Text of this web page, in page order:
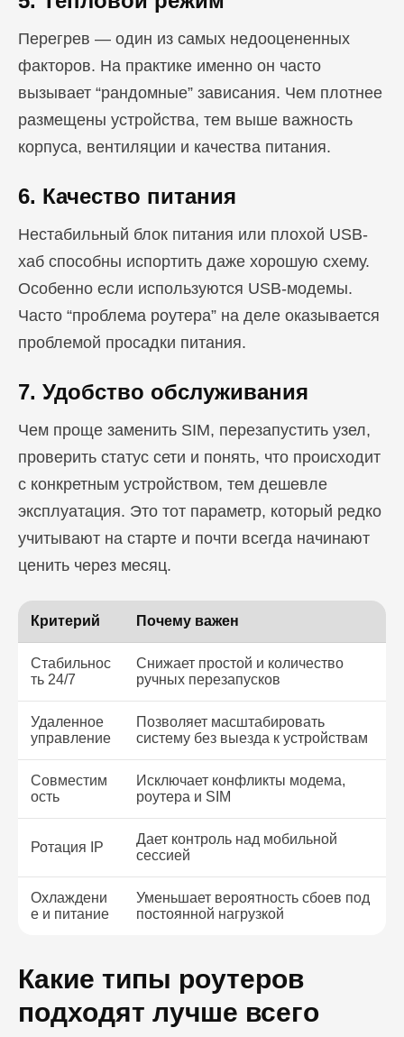
Перегрев — один из самых недооцененных
факторов. На практике именно он часто
вызывает “рандомные” зависания. Чем плотнее
размещены устройства, тем выше важность
корпуса, вентиляции и качества питания.
6. Качество питания
Нестабильный блок питания или плохой USB-
хаб способны испортить даже хорошую схему.
Особенно если используются USB-модемы.
Часто “проблема роутера” на деле оказывается
проблемой просадки питания.
7. Удобство обслуживания
Чем проще заменить SIM, перезапустить узел,
проверить статус сети и понять, что происходит
с конкретным устройством, тем дешевле
эксплуатация. Это тот параметр, который редко
учитывают на старте и почти всегда начинают
ценить через месяц.
Критерий Почему важен
Стабильнос
ть 24/7
Снижает простой и количество
ручных перезапусков
Удаленное
управление
Позволяет масштабировать
систему без выезда к устройствам
Совместим
ость
Исключает конфликты модема,
роутера и SIM
Ротация IP
Дает контроль над мобильной
сессией
Охлаждени
е и питание
Уменьшает вероятность сбоев под
постоянной нагрузкой
Какие типы роутеров
подходят лучше всего